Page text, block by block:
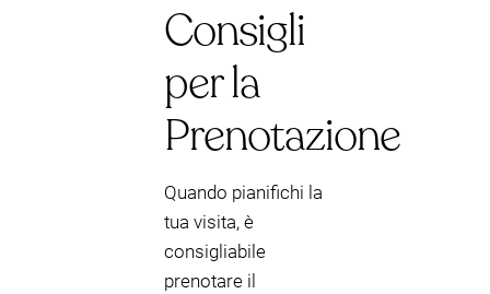
Consigli
per la
Prenotazione
Quando pianifichi la
tua visita, è
consigliabile
prenotare il